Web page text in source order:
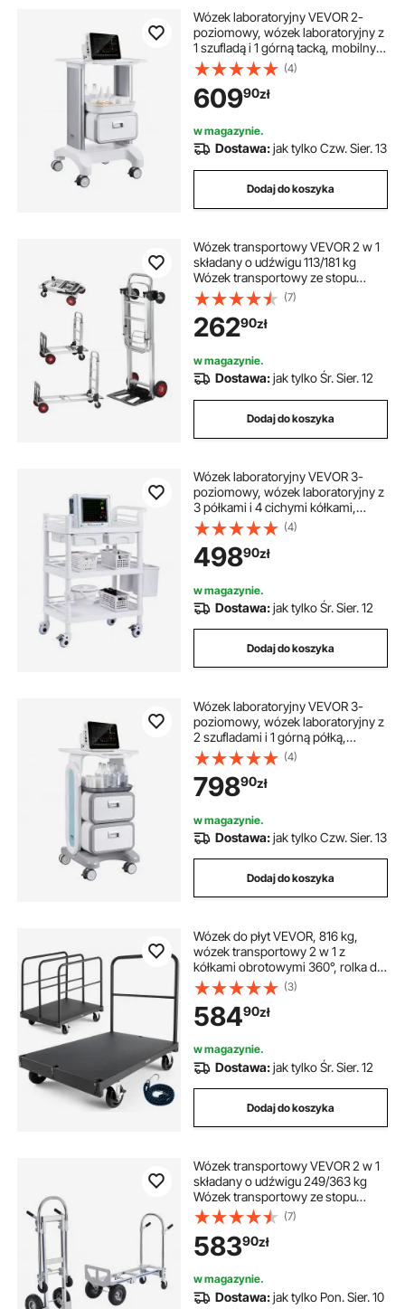
Wózek laboratoryjny VEVOR 2-
poziomowy, wózek laboratoryjny z
1 szufladą i 1 górną tacką, mobilny
wózek medyczny wykonany z
tworzywa ABS, wózek
laboratoryjny na kółkach z 4
cichymi kółkami do laboratorium,
kliniki, szpitala, salonu, biały
(4)
60990zł
w magazynie.
Dostawa:jak tylko Czw. Sier. 13
Dodaj do koszyka
Wózek transportowy VEVOR 2 w 1
składany o udźwigu 113/181 kg
Wózek transportowy ze stopu
aluminium i stali węglowej ⇋ Wózek
platformowy do załadunku i
transportu wewnątrz i na zewnątrz
(7)
26290zł
w magazynie.
Dostawa:jak tylko Śr. Sier. 12
Dodaj do koszyka
Wózek laboratoryjny VEVOR 3-
poziomowy, wózek laboratoryjny z
3 półkami i 4 cichymi kółkami,
mobilny wózek medyczny
wykonany z materiału PP, wózek
laboratoryjny na kółkach z 3
pojemnikami do laboratorium,
kliniki, szpitala, salonu, biały
(4)
49890zł
w magazynie.
Dostawa:jak tylko Śr. Sier. 12
Dodaj do koszyka
Wózek laboratoryjny VEVOR 3-
poziomowy, wózek laboratoryjny z
2 szufladami i 1 górną półką,
mobilny wózek medyczny
wykonany z tworzywa ABS, wózek
laboratoryjny na kółkach z 4
cichymi kółkami do laboratorium,
kliniki, szpitala, salonu, biały
(4)
79890zł
w magazynie.
Dostawa:jak tylko Czw. Sier. 13
Dodaj do koszyka
Wózek do płyt VEVOR, 816 kg,
wózek transportowy 2 w 1 z
kółkami obrotowymi 360°, rolka do
płyt, wózek do płyt z 4 bocznymi
poręczami, pomoc w transporcie
do fabryk, magazynów, garaży,
czarny, 914 x 610 x 858 mm
(3)
58490zł
w magazynie.
Dostawa:jak tylko Śr. Sier. 12
Dodaj do koszyka
Wózek transportowy VEVOR 2 w 1
składany o udźwigu 249/363 kg
Wózek transportowy ze stopu
aluminium i stali węglowej ⇋ Wózek
platformowy do załadunku i
transportu wewnątrz i na zewnątrz
(7)
58390zł
w magazynie.
Dostawa:jak tylko Pon. Sier. 10